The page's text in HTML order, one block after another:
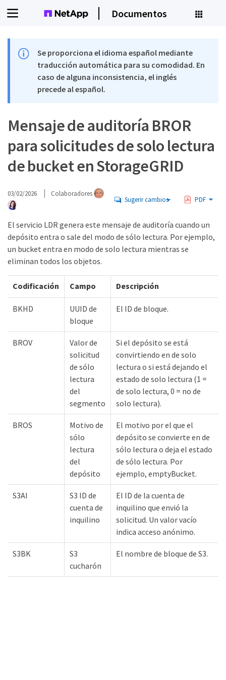
Documentos
Se proporciona el idioma español mediante
traducción automática para su comodidad. En
caso de alguna inconsistencia, el inglés
precede al español.
Mensaje de auditoría BROR
para solicitudes de solo lectura
de bucket en StorageGRID
03/02/2026 Colaboradores
Sugerir cambios PDF
El servicio LDR genera este mensaje de auditoría cuando un
depósito entra o sale del modo de sólo lectura. Por ejemplo,
un bucket entra en modo de solo lectura mientras se
eliminan todos los objetos.
Codificación Campo Descripción
BKHD
UUID de
bloque
El ID de bloque.
BROV
Valor de
solicitud
de sólo
lectura
del
segmento
Si el depósito se está
convirtiendo en de solo
lectura o si está dejando el
estado de solo lectura (1 =
de solo lectura, 0 = no de
solo lectura).
BROS
Motivo de
sólo
lectura
del
depósito
El motivo por el que el
depósito se convierte en de
sólo lectura o deja el estado
de sólo lectura. Por
ejemplo, emptyBucket.
S3AI
S3 ID de
cuenta de
inquilino
El ID de la cuenta de
inquilino que envió la
solicitud. Un valor vacío
indica acceso anónimo.
S3BK
S3
cucharón
El nombre de bloque de S3.